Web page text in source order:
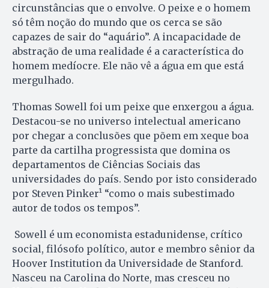
circunstâncias que o envolve. O peixe e o homem
só têm noção do mundo que os cerca se são
capazes de sair do “aquário”. A incapacidade de
abstração de uma realidade é a característica do
homem medíocre. Ele não vê a água em que está
mergulhado.
Thomas Sowell foi um peixe que enxergou a água.
Destacou-se no universo intelectual americano
por chegar a conclusões que põem em xeque boa
parte da cartilha progressista que domina os
departamentos de Ciências Sociais das
universidades do país. Sendo por isto considerado
por Steven Pinker¹ “como o mais subestimado
autor de todos os tempos”.
Sowell é um economista estadunidense, crítico
social, filósofo político, autor e membro sênior da
Hoover Institution da Universidade de Stanford.
Nasceu na Carolina do Norte, mas cresceu no